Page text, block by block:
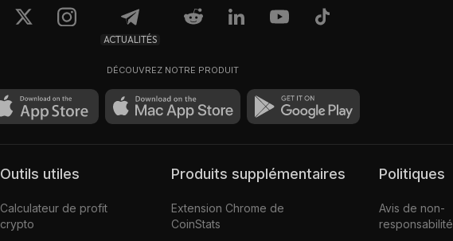
ACTUALITÉS
DÉCOUVREZ NOTRE PRODUIT
Outils utiles
Calculateur de profit
crypto
Produits supplémentaires
Extension Chrome de
CoinStats
Politiques
Avis de non-
responsabilité